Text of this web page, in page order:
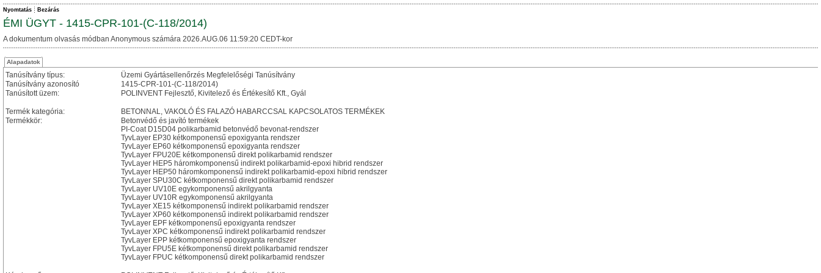
Nyomtatás Bezárás
ÉMI ÜGYT - 1415-CPR-101-(C-118/2014)
A dokumentum olvasás módban Anonymous számára 2026.AUG.06 11:59:20 CEDT-kor
Alapadatok
Tanúsítvány típus:
Üzemi Gyártásellenőrzés Megfelelőségi Tanúsítvány
Tanúsítvány azonosító
1415-CPR-101-(C-118/2014)
Tanúsított üzem:
POLINVENT Fejlesztő, Kivitelező és Értékesítő Kft., Gyál
Termék kategória:
BETONNAL, VAKOLÓ ÉS FALAZÓ HABARCCSAL KAPCSOLATOS TERMÉKEK
Termékkör:
Betonvédő és javító termékek
PI-Coat D15D04 polikarbamid betonvédő bevonat-rendszer
TyvLayer EP30 kétkomponensű epoxigyanta rendszer
TyvLayer EP60 kétkomponensű epoxigyanta rendszer
TyvLayer FPU20E kétkomponensű direkt polikarbamid rendszer
TyvLayer HEP5 háromkomponensű indirekt polikarbamid-epoxi hibrid rendszer
TyvLayer HEP50 háromkomponensű indirekt polikarbamid-epoxi hibrid rendszer
TyvLayer SPU30C kétkomponensű direkt polikarbamid rendszer
TyvLayer UV10E egykomponensű akrilgyanta
TyvLayer UV10R egykomponensű akrilgyanta
TyvLayer XE15 kétkomponensű indirekt polikarbamid rendszer
TyvLayer XP60 kétkomponensű indirekt polikarbamid rendszer
TyvLayer EPF kétkomponensű epoxigyanta rendszer
TyvLayer XPC kétkomponensű indirekt polikarbamid rendszer
TyvLayer EPP kétkomponensű epoxigyanta rendszer
TyvLayer FPU5E kétkomponensű direkt polikarbamid rendszer
TyvLayer FPUC kétkomponensű direkt polikarbamid rendszer